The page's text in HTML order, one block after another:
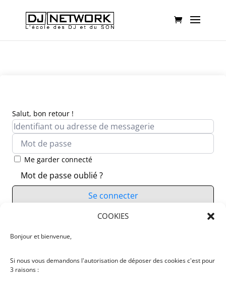
COOKIES
Bonjour et bienvenue,
Si nous vous demandons l'autorisation de déposer des cookies c'est pour
3 raisons :
Salut, bon retour !
Me garder connecté
Mot de passe oublié ?
Se connecter
Vous n’avez pas de compte ?